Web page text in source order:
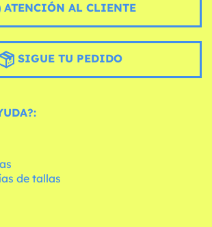
ATENCIÓN AL CLIENTE
SIGUE TU PEDIDO
de tallas